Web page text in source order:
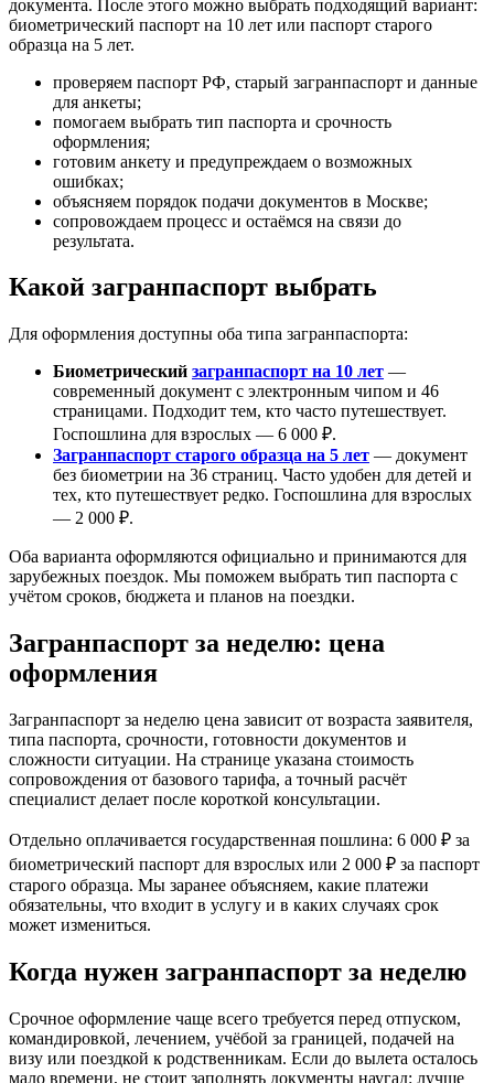
документа. После этого можно выбрать подходящий вариант:
биометрический паспорт на 10 лет или паспорт старого
образца на 5 лет.
проверяем паспорт РФ, старый загранпаспорт и данные
для анкеты;
помогаем выбрать тип паспорта и срочность
оформления;
готовим анкету и предупреждаем о возможных
ошибках;
объясняем порядок подачи документов в Москве;
сопровождаем процесс и остаёмся на связи до
результата.
Какой загранпаспорт выбрать
Для оформления доступны оба типа загранпаспорта:
Биометрический загранпаспорт на 10 лет —
современный документ с электронным чипом и 46
страницами. Подходит тем, кто часто путешествует.
Госпошлина для взрослых — 6 000 ₽.
Загранпаспорт старого образца на 5 лет — документ
без биометрии на 36 страниц. Часто удобен для детей и
тех, кто путешествует редко. Госпошлина для взрослых
— 2 000 ₽.
Оба варианта оформляются официально и принимаются для
зарубежных поездок. Мы поможем выбрать тип паспорта с
учётом сроков, бюджета и планов на поездки.
Загранпаспорт за неделю: цена
оформления
Загранпаспорт за неделю цена зависит от возраста заявителя,
типа паспорта, срочности, готовности документов и
сложности ситуации. На странице указана стоимость
сопровождения от базового тарифа, а точный расчёт
специалист делает после короткой консультации.
Отдельно оплачивается государственная пошлина: 6 000 ₽ за
биометрический паспорт для взрослых или 2 000 ₽ за паспорт
старого образца. Мы заранее объясняем, какие платежи
обязательны, что входит в услугу и в каких случаях срок
может измениться.
Когда нужен загранпаспорт за неделю
Срочное оформление чаще всего требуется перед отпуском,
командировкой, лечением, учёбой за границей, подачей на
визу или поездкой к родственникам. Если до вылета осталось
мало времени, не стоит заполнять документы наугад: лучше